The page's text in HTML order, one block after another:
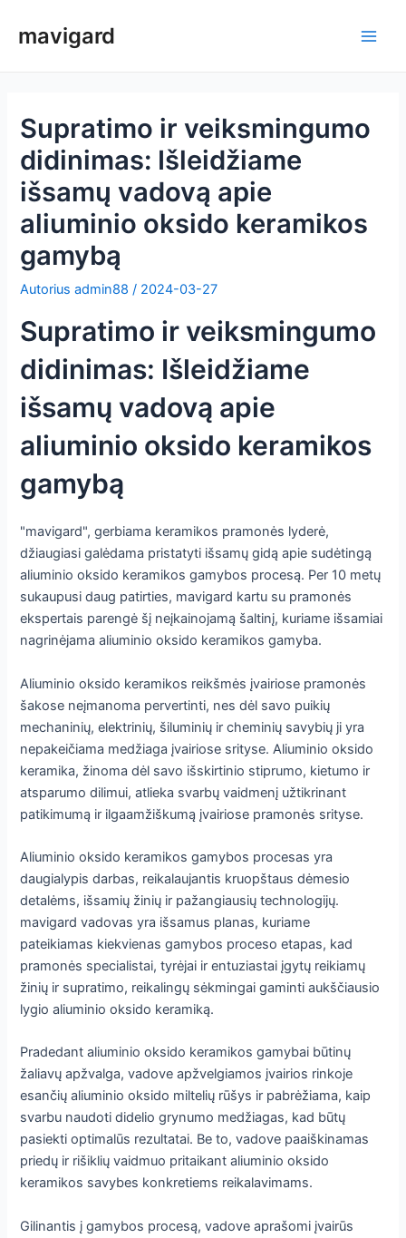
priemavigard
Supratimo ir veiksmingumo
didinimas: Išleidžiame
išsamų vadovą apie
aliuminio oksido keramikos
gamybą
Autorius admin88/ 2024-03-27
Supratimo ir veiksmingumo
didinimas: Išleidžiame
išsamų vadovą apie
aliuminio oksido keramikos
gamybą
"mavigard", gerbiama keramikos pramonės lyderė,
džiaugiasi galėdama pristatyti išsamų gidą apie sudėtingą
aliuminio oksido keramikos gamybos procesą. Per 10 metų
sukaupusi daug patirties, mavigard kartu su pramonės
ekspertais parengė šį neįkainojamą šaltinį, kuriame išsamiai
nagrinėjama aliuminio oksido keramikos gamyba.
Aliuminio oksido keramikos reikšmės įvairiose pramonės
šakose neįmanoma pervertinti, nes dėl savo puikių
mechaninių, elektrinių, šiluminių ir cheminių savybių ji yra
nepakeičiama medžiaga įvairiose srityse. Aliuminio oksido
keramika, žinoma dėl savo išskirtinio stiprumo, kietumo ir
atsparumo dilimui, atlieka svarbų vaidmenį užtikrinant
patikimumą ir ilgaamžiškumą įvairiose pramonės srityse.
Aliuminio oksido keramikos gamybos procesas yra
daugialypis darbas, reikalaujantis kruopštaus dėmesio
detalėms, išsamių žinių ir pažangiausių technologijų.
mavigard vadovas yra išsamus planas, kuriame
pateikiamas kiekvienas gamybos proceso etapas, kad
pramonės specialistai, tyrėjai ir entuziastai įgytų reikiamų
žinių ir supratimo, reikalingų sėkmingai gaminti aukščiausio
lygio aliuminio oksido keramiką.
Pradedant aliuminio oksido keramikos gamybai būtinų
žaliavų apžvalga, vadove apžvelgiamos įvairios rinkoje
esančių aliuminio oksido miltelių rūšys ir pabrėžiama, kaip
svarbu naudoti didelio grynumo medžiagas, kad būtų
pasiekti optimalūs rezultatai. Be to, vadove paaiškinamas
priedų ir rišiklių vaidmuo pritaikant aliuminio oksido
keramikos savybes konkretiems reikalavimams.
Gilinantis į gamybos procesą, vadove aprašomi įvairūs